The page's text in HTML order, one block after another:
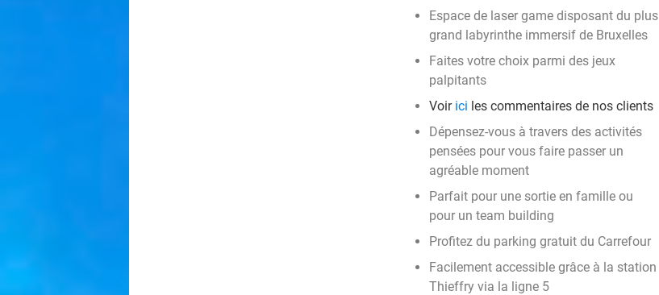
Espace de laser game disposant du plus
grand labyrinthe immersif de Bruxelles
Faites votre choix parmi des jeux
palpitants
Voir ici les commentaires de nos clients
Dépensez-vous à travers des activités
pensées pour vous faire passer un
agréable moment
Parfait pour une sortie en famille ou
pour un team building
Profitez du parking gratuit du Carrefour
Facilement accessible grâce à la station
Thieffry via la ligne 5